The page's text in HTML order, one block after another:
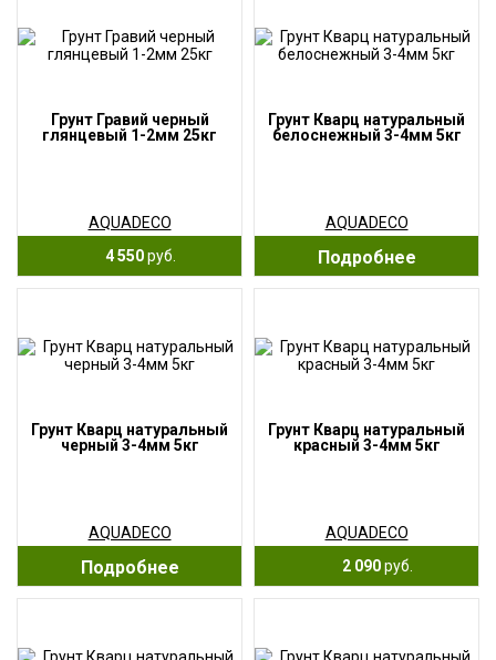
Грунт Гравий черный
глянцевый 1-2мм 25кг
AQUADECO
4 550руб.
Грунт Кварц натуральный
белоснежный 3-4мм 5кг
AQUADECO
Подробнее
Грунт Кварц натуральный
черный 3-4мм 5кг
AQUADECO
Подробнее
Грунт Кварц натуральный
красный 3-4мм 5кг
AQUADECO
2 090руб.